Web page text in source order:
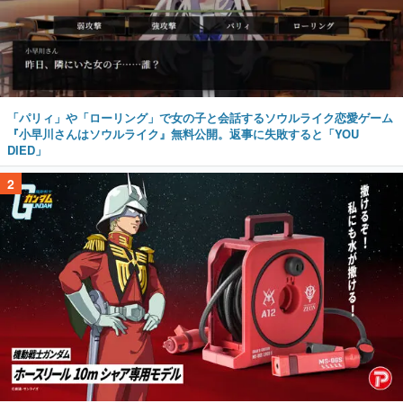
「パリィ」や「ローリング」で女の子と会話するソウルライク恋愛ゲーム
『小早川さんはソウルライク』無料公開。返事に失敗すると「YOU
DIED」
2